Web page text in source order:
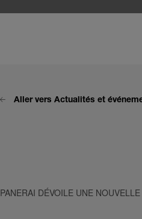
Aller vers Actualités et
PANERAI DÉVOILE UNE